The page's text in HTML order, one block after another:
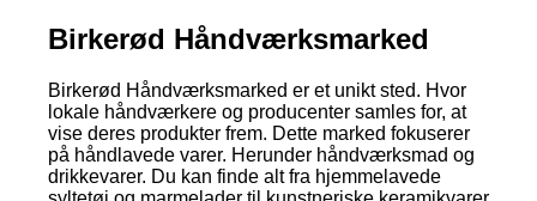
Birkerød Håndværksmarked
Birkerød Håndværksmarked er et unikt sted. Hvor
lokale håndværkere og producenter samles for, at
vise deres produkter frem. Dette marked fokuserer
på håndlavede varer. Herunder håndværksmad og
drikkevarer. Du kan finde alt fra hjemmelavede